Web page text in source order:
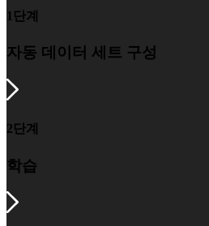
1단계
자동 데이터 세트 구성
2단계
학습